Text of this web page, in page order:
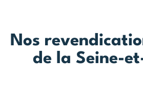
Nos
de la Seine-